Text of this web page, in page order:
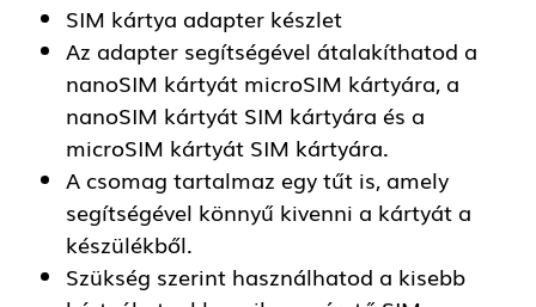
SIM kártya adapter készlet
Az adapter segítségével átalakíthatod a
nanoSIM kártyát microSIM kártyára, a
nanoSIM kártyát SIM kártyára és a
microSIM kártyát SIM kártyára.
A csomag tartalmaz egy tűt is, amely
segítségével könnyű kivenni a kártyát a
készülékből.
Szükség szerint használhatod a kisebb